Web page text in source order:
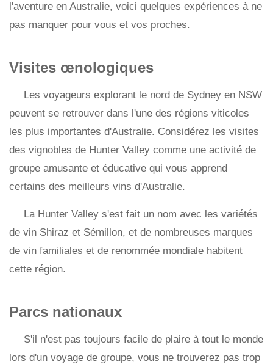
l'aventure en Australie, voici quelques expériences à ne
pas manquer pour vous et vos proches.
Visites œnologiques
Les voyageurs explorant le nord de Sydney en NSW
peuvent se retrouver dans l'une des régions viticoles
les plus importantes d'Australie. Considérez les visites
des vignobles de Hunter Valley comme une activité de
groupe amusante et éducative qui vous apprend
certains des meilleurs vins d'Australie.
La Hunter Valley s'est fait un nom avec les variétés
de vin Shiraz et Sémillon, et de nombreuses marques
de vin familiales et de renommée mondiale habitent
cette région.
Parcs nationaux
S'il n'est pas toujours facile de plaire à tout le monde
lors d'un voyage de groupe, vous ne trouverez pas trop